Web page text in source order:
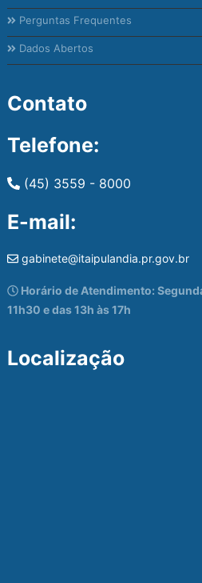
Perguntas Frequentes
Dados Abertos
Contato
Telefone:
(45) 3559 - 8000
E-mail:
gabinete@itaipulandia.pr.gov.br
Horário de Atendimento:
11h30 e das 13h às 17h
Localização